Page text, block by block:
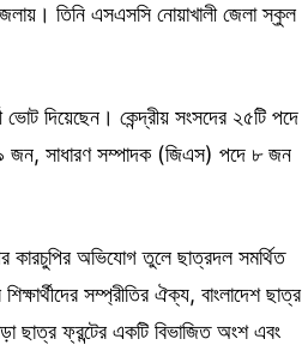
জেলায়। তিনি এসএসসি নোয়াখালী জেলা স্কুল
ভোট দিয়েছেন। কেন্দ্রীয় সংসদের ২৫টি পদে
জন, সাধারণ সম্পাদক (জিএস) পদে ৮ জন
কারচুপির অভিযোগ তুলে ছাত্রদল সমর্থিত
সম্প্রীতির ঐক্য, বাংলাদেশ ছাত্র
ছাত্র ফ্রন্টের একটি বিভাজিত অংশ এবং